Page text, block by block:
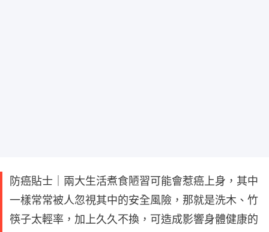
防癌貼士｜兩大生活煮食陋習可能會惹癌上身，其中
一樣常常被人忽視其中的安全風險，那就是洗木、竹
筷子太輕率，加上久久不換，可造成影響身體健康的